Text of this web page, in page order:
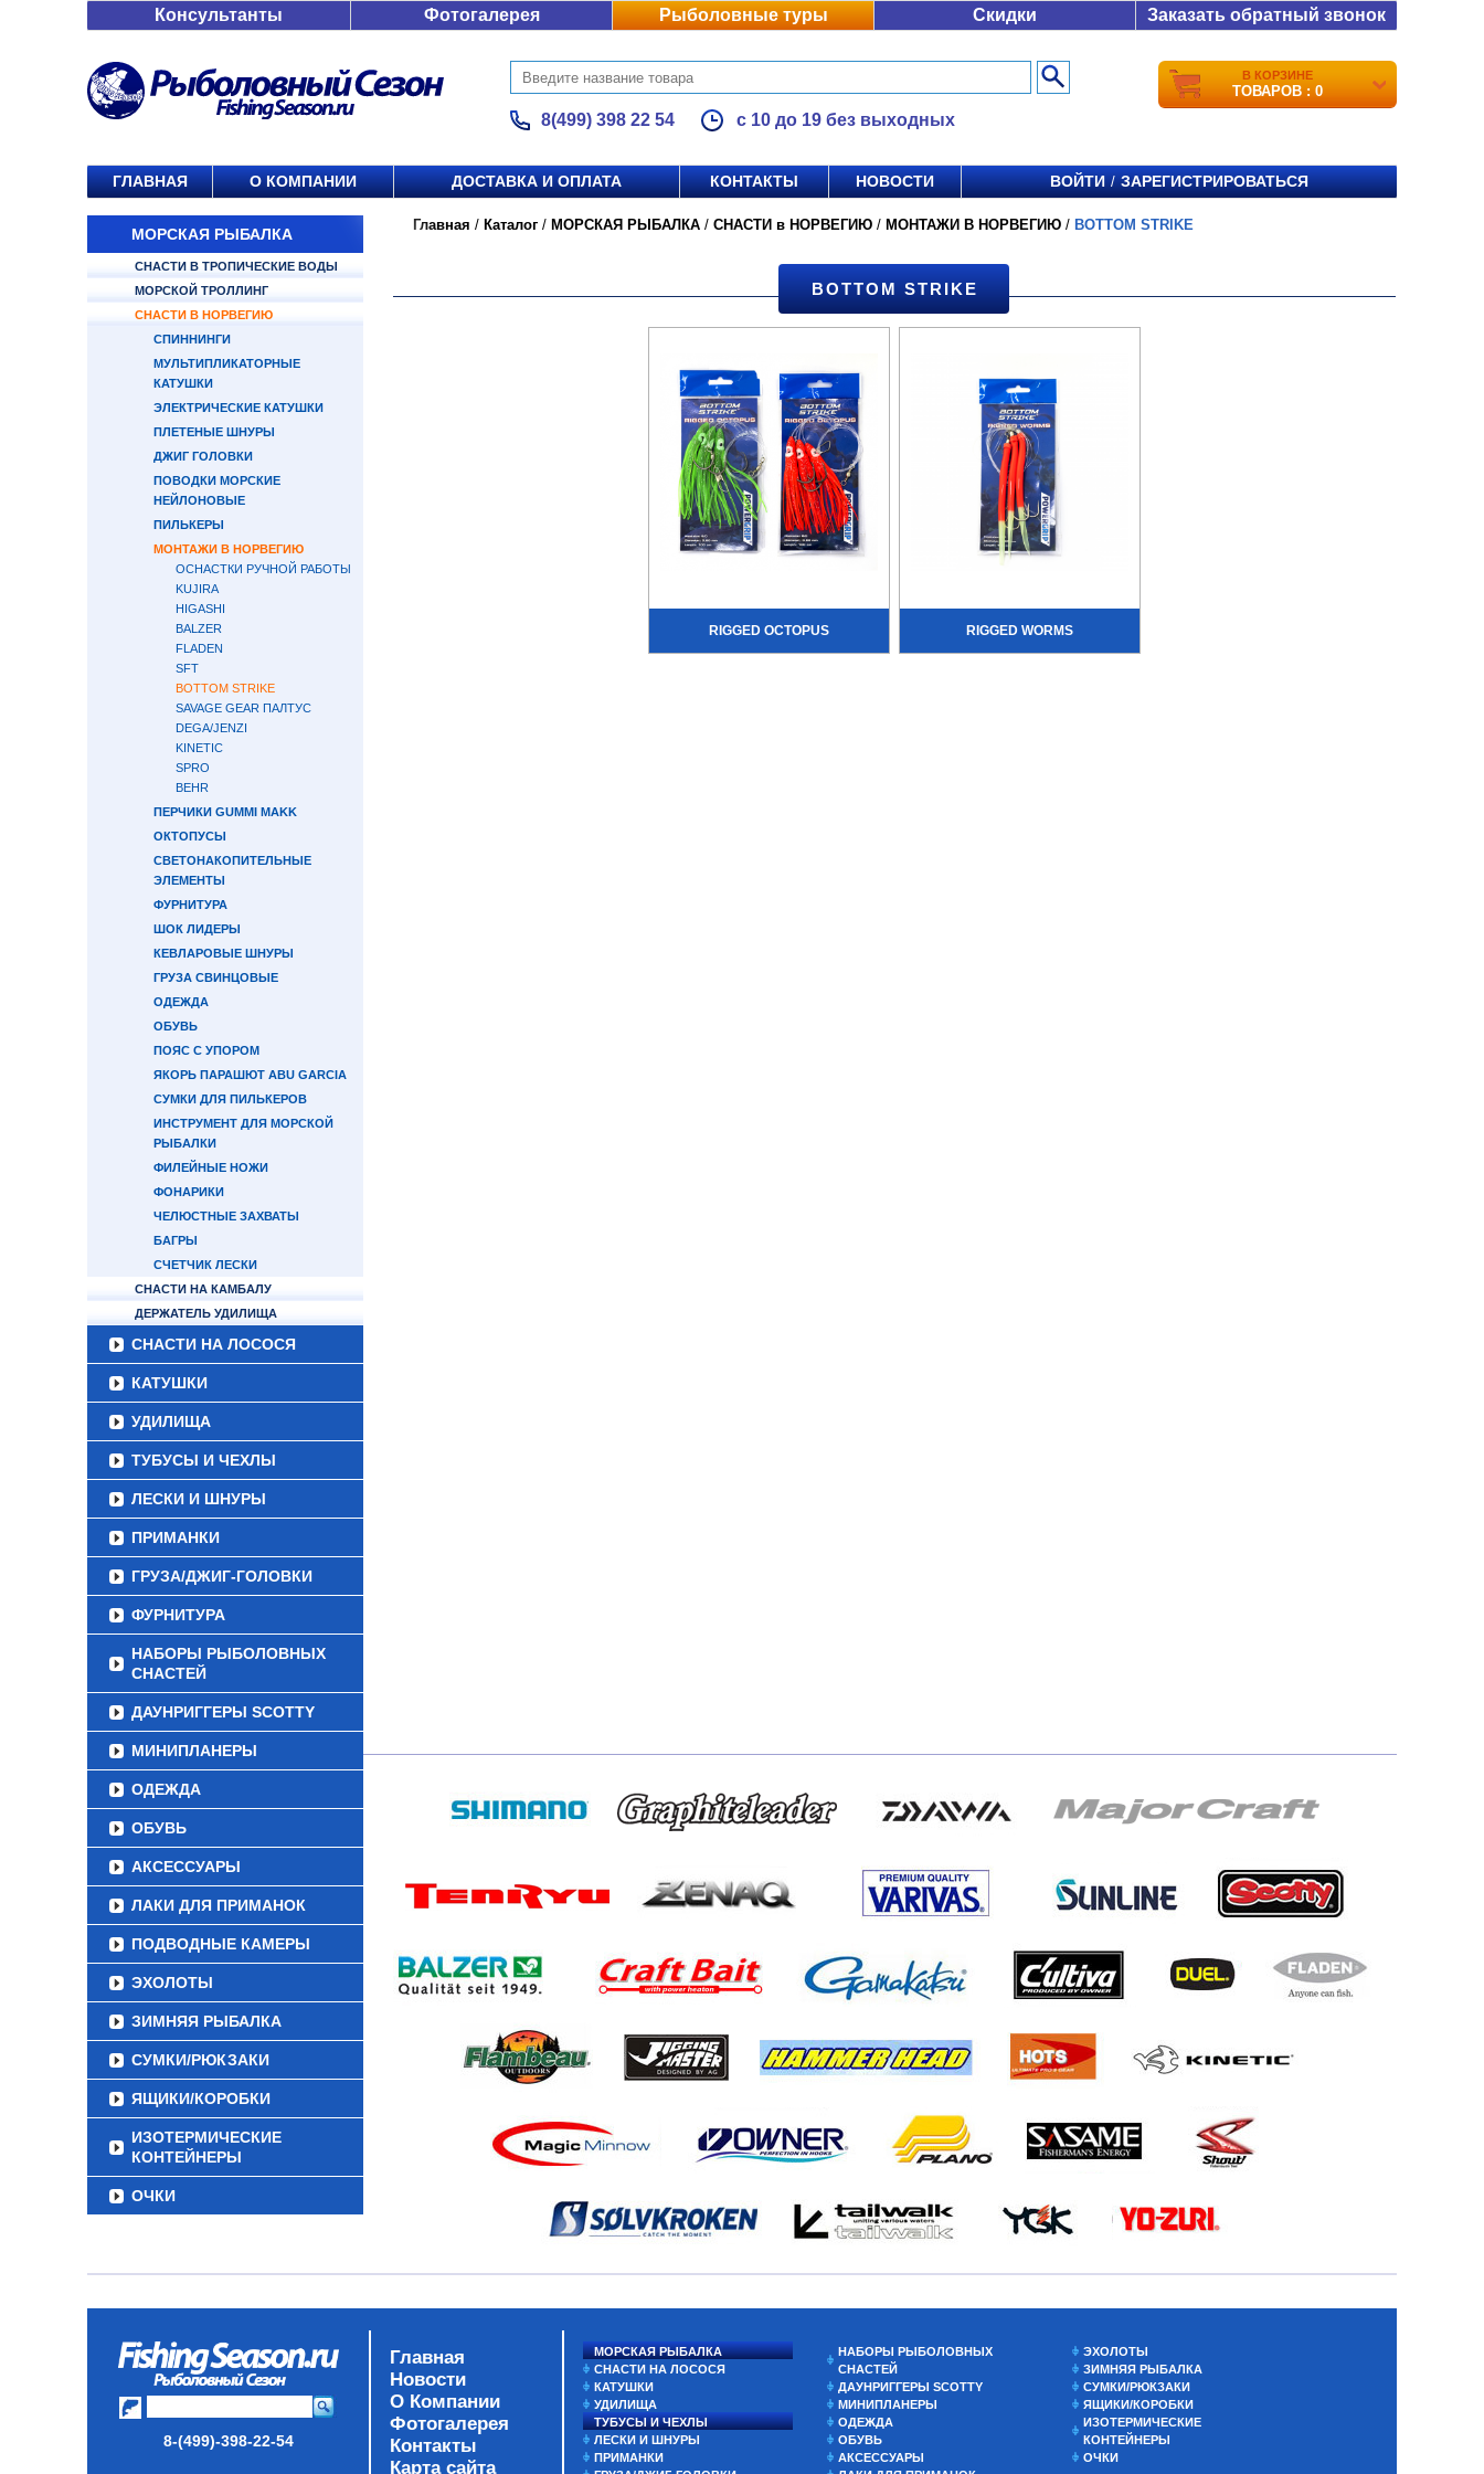
Консультанты Фотогалерея Рыболовные туры Скидки Заказать обратный звонок
8(499) 398 22 54 с 10 до 19 без выходных
В КОРЗИНЕ
ТОВАРОВ : 0
ГЛАВНАЯ О КОМПАНИИ ДОСТАВКА И ОПЛАТА КОНТАКТЫ НОВОСТИ ВОЙТИ / ЗАРЕГИСТРИРОВАТЬСЯ
МОРСКАЯ РЫБАЛКА
СНАСТИ В ТРОПИЧЕСКИЕ ВОДЫ
МОРСКОЙ ТРОЛЛИНГ
СНАСТИ В НОРВЕГИЮ
СПИННИНГИ
МУЛЬТИПЛИКАТОРНЫЕ
КАТУШКИ
ЭЛЕКТРИЧЕСКИЕ КАТУШКИ
ПЛЕТЕНЫЕ ШНУРЫ
ДЖИГ ГОЛОВКИ
ПОВОДКИ МОРСКИЕ
НЕЙЛОНОВЫЕ
ПИЛЬКЕРЫ
МОНТАЖИ В НОРВЕГИЮ
ОСНАСТКИ РУЧНОЙ РАБОТЫ
KUJIRA
HIGASHI
BALZER
FLADEN
SFT
BOTTOM STRIKE
SAVAGE GEAR ПАЛТУС
DEGA/JENZI
KINETIC
SPRO
BEHR
ПЕРЧИКИ GUMMI MAKK
ОКТОПУСЫ
СВЕТОНАКОПИТЕЛЬНЫЕ
ЭЛЕМЕНТЫ
ФУРНИТУРА
ШОК ЛИДЕРЫ
КЕВЛАРОВЫЕ ШНУРЫ
ГРУЗА СВИНЦОВЫЕ
ОДЕЖДА
ОБУВЬ
ПОЯС С УПОРОМ
ЯКОРЬ ПАРАШЮТ ABU GARCIA
СУМКИ ДЛЯ ПИЛЬКЕРОВ
ИНСТРУМЕНТ ДЛЯ МОРСКОЙ
РЫБАЛКИ
ФИЛЕЙНЫЕ НОЖИ
ФОНАРИКИ
ЧЕЛЮСТНЫЕ ЗАХВАТЫ
БАГРЫ
СЧЕТЧИК ЛЕСКИ
СНАСТИ НА КАМБАЛУ
ДЕРЖАТЕЛЬ УДИЛИЩА
СНАСТИ НА ЛОСОСЯ
КАТУШКИ
УДИЛИЩА
ТУБУСЫ И ЧЕХЛЫ
ЛЕСКИ И ШНУРЫ
ПРИМАНКИ
ГРУЗА/ДЖИГ-ГОЛОВКИ
ФУРНИТУРА
НАБОРЫ РЫБОЛОВНЫХ
СНАСТЕЙ
ДАУНРИГГЕРЫ SCOTTY
МИНИПЛАНЕРЫ
ОДЕЖДА
ОБУВЬ
АКСЕССУАРЫ
ЛАКИ ДЛЯ ПРИМАНОК
ПОДВОДНЫЕ КАМЕРЫ
ЭХОЛОТЫ
ЗИМНЯЯ РЫБАЛКА
СУМКИ/РЮКЗАКИ
ЯЩИКИ/КОРОБКИ
ИЗОТЕРМИЧЕСКИЕ
КОНТЕЙНЕРЫ
ОЧКИ
Главная / Каталог / МОРСКАЯ РЫБАЛКА / СНАСТИ в НОРВЕГИЮ / МОНТАЖИ В НОРВЕГИЮ / BOTTOM STRIKE
BOTTOM STRIKE
RIGGED OCTOPUS RIGGED WORMS
8-(499)-398-22-54
Главная
Новости
О Компании
Фотогалерея
Контакты
Карта сайта
МОРСКАЯ РЫБАЛКА
СНАСТИ НА ЛОСОСЯ
КАТУШКИ
УДИЛИЩА
ТУБУСЫ И ЧЕХЛЫ
ЛЕСКИ И ШНУРЫ
ПРИМАНКИ
НАБОРЫ РЫБОЛОВНЫХ
СНАСТЕЙ
ДАУНРИГГЕРЫ SCOTTY
МИНИПЛАНЕРЫ
ОДЕЖДА
ОБУВЬ
АКСЕССУАРЫ
ЭХОЛОТЫ
ЗИМНЯЯ РЫБАЛКА
СУМКИ/РЮКЗАКИ
ЯЩИКИ/КОРОБКИ
ИЗОТЕРМИЧЕСКИЕ
КОНТЕЙНЕРЫ
ОЧКИ